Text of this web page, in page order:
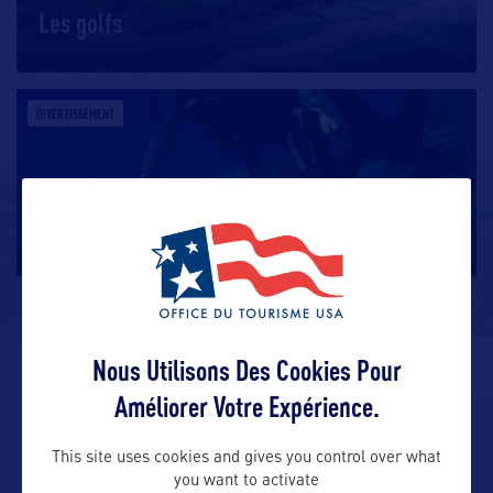
Les golfs
DIVERTISSEMENT
Les fonds sous-marins
ALLEZ PLUS LOIN
ADRESSES
Nous Utilisons Des Cookies Pour
Améliorer Votre Expérience.
This site uses cookies and gives you control over what
you want to activate